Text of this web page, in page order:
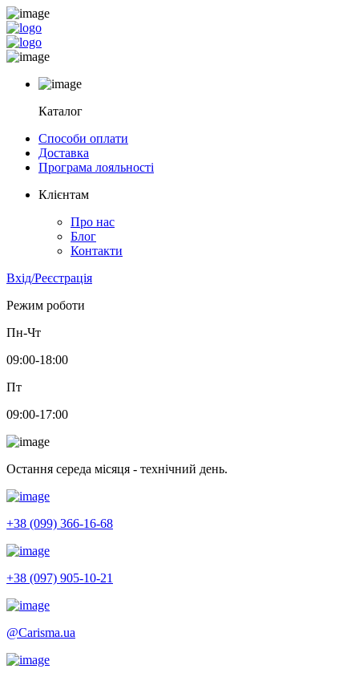
Каталог
Способи оплати
Доставка
Програма лояльності
Клієнтам
Про нас
Блог
Контакти
Вхід/Реєстрація
Режим роботи
Пн-Чт
09:00-18:00
Пт
09:00-17:00
Остання середа місяця - технічний день.
+38 (099) 366-16-68
+38 (097) 905-10-21
@Carisma.ua